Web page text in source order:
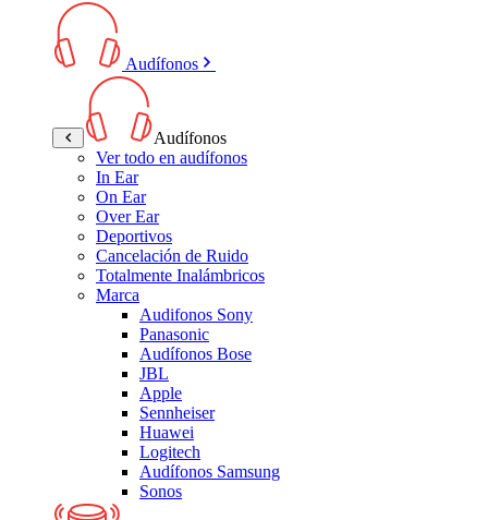
Audífonos
Audífonos
Ver todo en audífonos
In Ear
On Ear
Over Ear
Deportivos
Cancelación de Ruido
Totalmente Inalámbricos
Marca
Audifonos Sony
Panasonic
Audífonos Bose
JBL
Apple
Sennheiser
Huawei
Logitech
Audífonos Samsung
Sonos